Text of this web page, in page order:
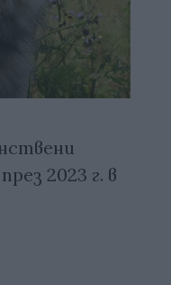
2023 г. в